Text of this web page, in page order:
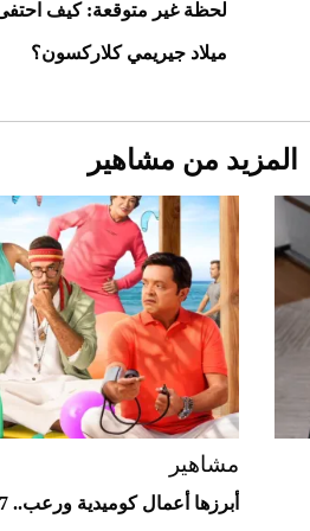
Aston Martin Valiant: على هوى الأبطال
لحظة غير متوقعة: كيف احتفى
ميلاد جيريمي كلاركسون؟
المزيد من مشاهير
مشاهير